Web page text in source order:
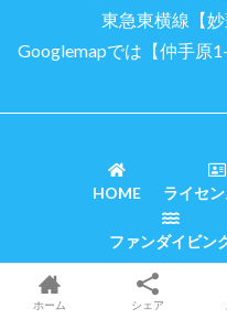
東急東横線【
Googlemapでは【仲手原
HOME ライセ
ファンダイビン
© Diving Shop
ホーム シェア